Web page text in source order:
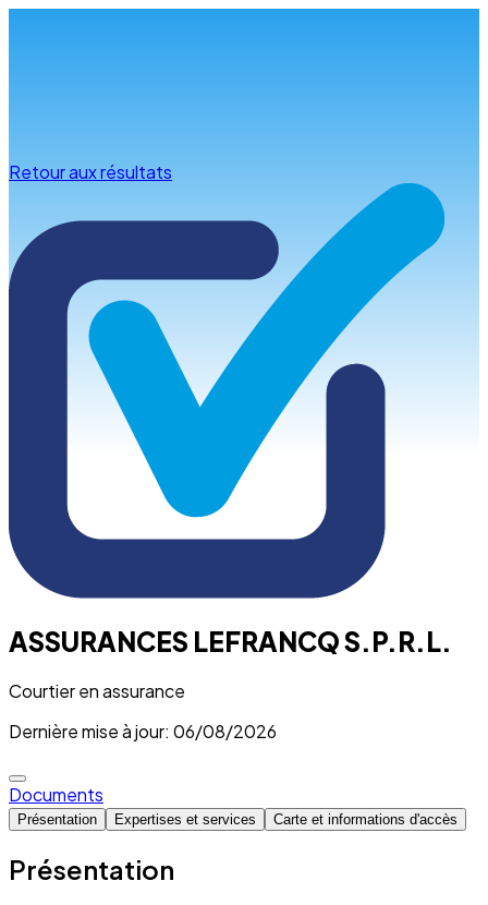
Retour aux résultats
ASSURANCES LEFRANCQ S.P.R.L.
Courtier en assurance
Dernière mise à jour: 06/08/2026
Documents
Présentation Expertises et services Carte et informations d'accès
Présentation